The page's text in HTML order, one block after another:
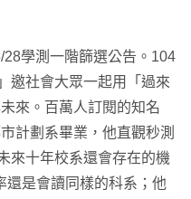
學測一階篩選公告。104
」邀社會大眾一起用「過來
來。百萬人訂閱的知名
計劃系畢業，他直觀秒測
來十年校系還會存在的機
還是會讀同樣的科系；他